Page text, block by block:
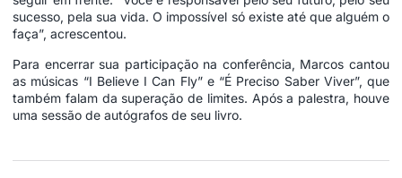
sucesso, pela sua vida. O impossível só existe até que alguém o
faça”, acrescentou.
Para encerrar sua participação na conferência, Marcos cantou
as músicas “I Believe I Can Fly” e “É Preciso Saber Viver”, que
também falam da superação de limites. Após a palestra, houve
uma sessão de autógrafos de seu livro.